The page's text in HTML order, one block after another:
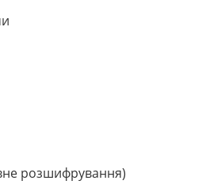
розшифрування)